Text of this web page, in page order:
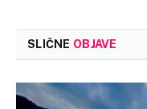
SLIČNE OBJAVE